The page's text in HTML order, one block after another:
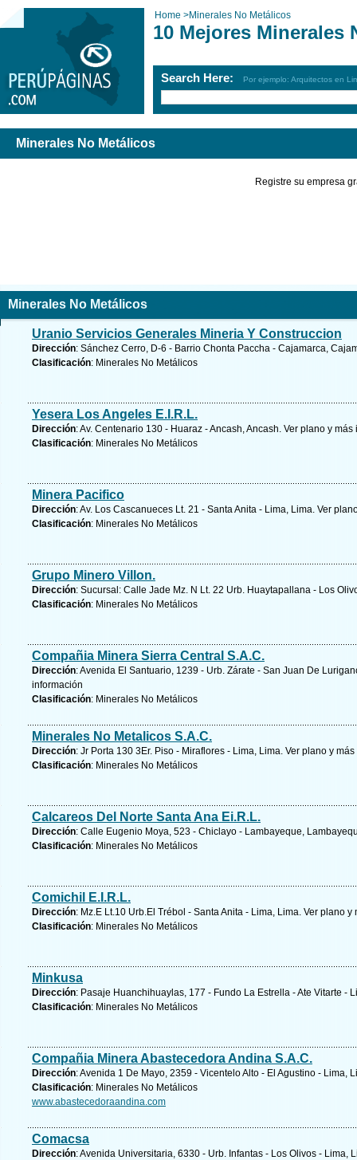
Home >Minerales No Metálicos
10 Mejores Minerales
Search Here: Por ejemplo: Arquitectos en
Minerales No Metálicos
Registre su empresa
Minerales No Metálicos
Uranio Servicios Generales Mineria Y Construccion
Dirección: Sánchez Cerro, D-6 - Barrio Chonta Paccha - Cajamarca,
Clasificación: Minerales No Metálicos
Yesera Los Angeles E.I.R.L.
Dirección: Av. Centenario 130 - Huaraz - Ancash, Ancash. Ver plano y más
Clasificación: Minerales No Metálicos
Minera Pacifico
Dirección: Av. Los Cascanueces Lt. 21 - Santa Anita - Lima, Lima. Ver
Clasificación: Minerales No Metálicos
Grupo Minero Villon.
Dirección: Sucursal: Calle Jade Mz. N Lt. 22 Urb. Huaytapallana - Los
Clasificación: Minerales No Metálicos
Compañia Minera Sierra Central S.A.C.
Dirección: Avenida El Santuario, 1239 - Urb. Zárate - San Juan De
información
Clasificación: Minerales No Metálicos
Minerales No Metalicos S.A.C.
Dirección: Jr Porta 130 3Er. Piso - Miraflores - Lima, Lima. Ver plano y más
Clasificación: Minerales No Metálicos
Calcareos Del Norte Santa Ana Ei.R.L.
Dirección: Calle Eugenio Moya, 523 - Chiclayo - Lambayeque,
Clasificación: Minerales No Metálicos
Comichil E.I.R.L.
Dirección: Mz.E Lt.10 Urb.El Trébol - Santa Anita - Lima, Lima. Ver plano y
Clasificación: Minerales No Metálicos
Minkusa
Dirección: Pasaje Huanchihuaylas, 177 - Fundo La Estrella - Ate Vitarte -
Clasificación: Minerales No Metálicos
Compañia Minera Abastecedora Andina S.A.C.
Dirección: Avenida 1 De Mayo, 2359 - Vicentelo Alto - El Agustino - Lima,
Clasificación: Minerales No Metálicos
www.abastecedoraandina.com
Comacsa
Dirección: Avenida Universitaria, 6330 - Urb. Infantas - Los Olivos - Lima,